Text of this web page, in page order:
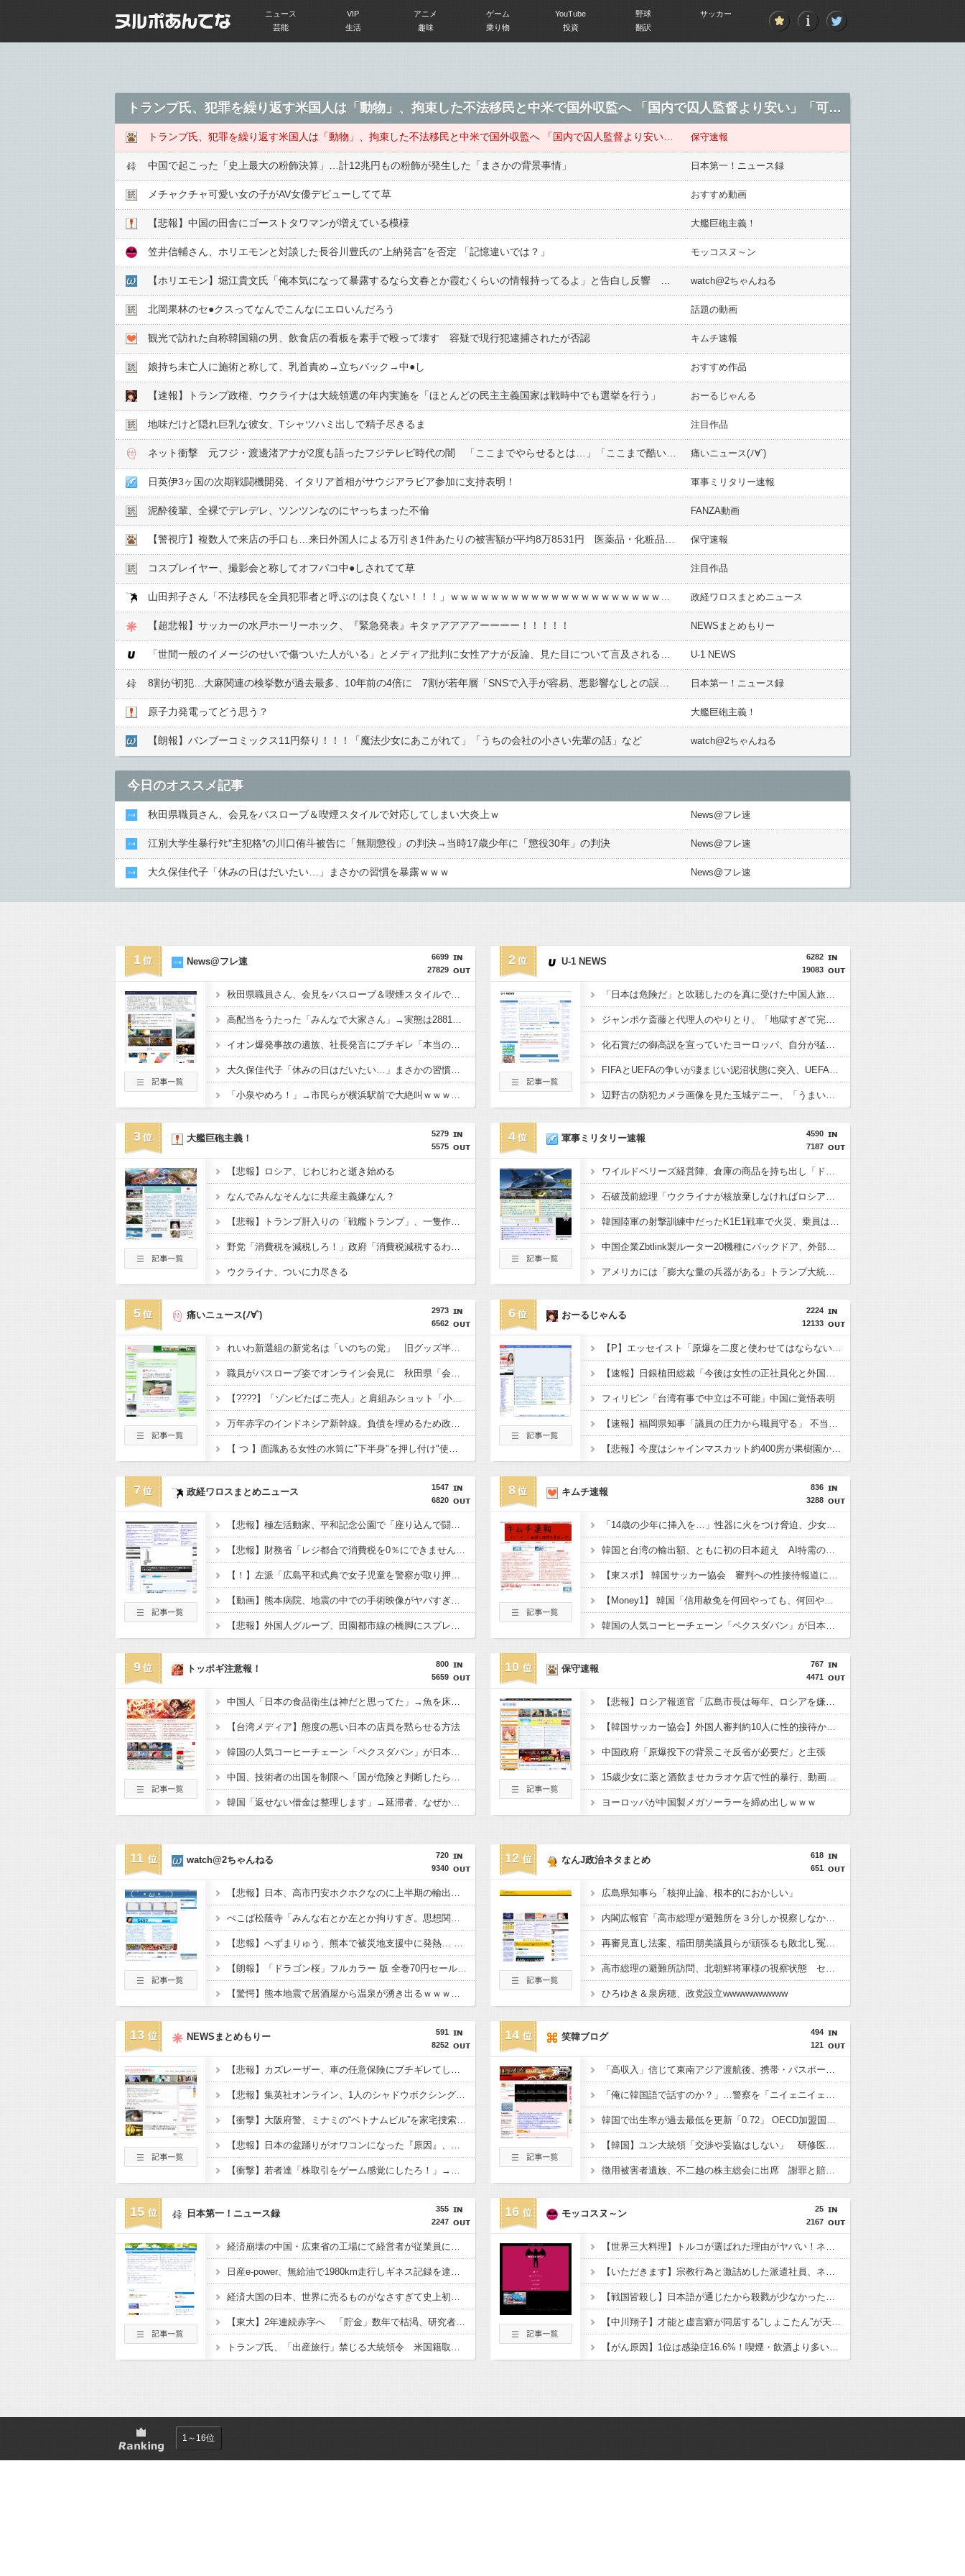
ニュース VIP アニメ ゲーム YouTube 野球
サッカー
芸能
生活 趣味 乗り物 投資 翻訳
トランプ氏、犯罪を繰り返す米国人は「動物」、拘束した不法移民と中米で国外収監へ 「国内で囚人監督より安い」「可能ならすぐに実行」
保守速報
中国で起こった「史上最大の粉飾決算」…計12兆円もの粉飾が発生した「まさかの背景事情」 日本第一！ニュース録
メチャクチャ可愛い女の子がAV女優デビューしてて草 おすすめ動画
【悲報】中国の田舎にゴーストタワマンが増えている模様 大艦巨砲主義！
笠井信輔さん、ホリエモンと対談した長谷川豊氏の“上納発言”を否定 「記憶違いでは？」 モッコスヌ～ン
watch@2ちゃんねる
北岡果林のセ●︎クスってなんでこんなにエロいんだろう 話題の動画
観光で訪れた自称韓国籍の男、飲食店の看板を素手で殴って壊す 容疑で現行犯逮捕されたが否認 キムチ速報
娘持ち未亡人に施術と称して、乳首責め→立ちバック→中●︎し おすすめ作品
【速報】トランプ政権、ウクライナは大統領選の年内実施を「ほとんどの民主主義国家は戦時中でも選挙を行う」 おーるじゃんる
地味だけど隠れ巨乳な彼女、Tシャツハミ出しで精子尽きるま 注目作品
痛いニュース(ﾉ∀`)
日英伊3ヶ国の次期戦闘機開発、イタリア首相がサウジアラビア参加に支持表明！ 軍事ミリタリー速報
泥酔後輩、全裸でデレデレ、ツンツンなのにヤっちまった不倫 FANZA動画
保守速報
コスプレイヤー、撮影会と称してオフパコ中●︎しされてて草 注目作品
政経ワロスまとめニュース
【超悲報】サッカーの水戸ホーリーホック、『緊急発表』キタァアアアアーーーー！！！！！ NEWSまとめもりー
U-1 NEWS
日本第一！ニュース録
原子力発電ってどう思う？ 大艦巨砲主義！
【朗報】バンブーコミックス11円祭り！！！「魔法少女にあこがれて」「うちの会社の小さい先輩の話」など watch@2ちゃんねる
今日のオススメ記事
秋田県職員さん、会見をバスローブ＆喫煙スタイルで対応してしまい大炎上ｗ News@フレ速
江別大学生暴行ﾀﾋ″主犯格″の川口侑斗被告に「無期懲役」の判決→当時17歳少年に「懲役30年」の判決 News@フレ速
大久保佳代子「休みの日はだいたい…」まさかの習慣を暴露ｗｗｗ News@フレ速
1
6699
27829
News@フレ速
秋田県職員さん、会見をバスローブ＆喫煙スタイルで対応してしまい大炎上ｗ
高配当をうたった「みんなで大家さん」→実態は2881億円の債務超過
イオン爆発事故の遺族、社長発言にブチギレ「本当のことを話して」
大久保佳代子「休みの日はだいたい…」まさかの習慣を暴露ｗｗｗ
「小泉やめろ！」→市民らが横浜駅前で大絶叫ｗｗｗｗｗｗｗｗ
2
6282
19083
U-1 NEWS
「日本は危険だ」と吹聴したのを真に受けた中国人旅行客、だが代替旅行先が日本ほど安全ではなかった結果……
ジャンポケ斎藤と代理人のやりとり、「地獄すぎて完全にコントになってる……」と衝撃を受ける人が続出中
化石賞だの御高説を宣っていたヨーロッパ、自分が猛暑に襲われると為すすべべもなくダメージを受けてしまい……
FIFAとUEFAの争いが凄まじい泥沼状態に突入、UEFAの要求を呑んだFIFAだったがUEFA側は強硬姿勢を崩さず……
辺野古の防犯カメラ画像を見た玉城デニー、「うまい言い訳が思いつかなかったからそれかよ」と有権者を呆れさせるコメントを……
3
5279
5575
大艦巨砲主義！
【悲報】ロシア、じわじわと逝き始める
なんでみんなそんなに共産主義嫌なん？
【悲報】トランプ肝入りの「戦艦トランプ」、一隻作るのに4兆円かかる模様wwwwwww
野党「消費税を減税しろ！」政府「消費税減税するわｗ」野党「消費税を減税するな！」
ウクライナ、ついに力尽きる
4
4590
7187
軍事ミリタリー速報
ワイルドベリーズ経営陣、倉庫の商品を持ち出し「ドローン攻撃で焼失した」として処理…ロシア当局が捜査！
石破茂前総理「ウクライナが核放棄しなければロシア侵攻しなかった」！
韓国陸軍の射撃訓練中だったK1E1戦車で火災、乗員は避難…エンジンルーム付近から出火！
中国企業Zbtlink製ルーター20機種にバックドア、外部から完全制御のおそれ！
アメリカには「膨大な量の兵器がある」トランプ大統領が主張…在庫枯渇の報道受け！
5
2973
6562
痛いニュース(ﾉ∀`)
れいわ新選組の新党名は「いのちの党」 旧グッズ半額で販売 どうなる秘書給与疑惑
職員がバスローブ姿でオンライン会見に 秋田県「会見の対応に問題があった」
【????】「ゾンビたばこ売人」と肩組みショット「小園海斗」に注がれる“厳しい視線” 「レギュラー剥奪も選択肢のひとつに」
万年赤字のインドネシア新幹線。負債を埋めるため政府が過半数の株式を引き受ける
【 つ 】面識ある女性の水筒に"下半身"を押し付け"使用不能"にした疑い 66歳男を「器物損壊」容疑で逮捕 札幌市
6
2224
12133
おーるじゃんる
【P】エッセイスト「原爆を二度と使わせてはならない」→リプ「もちろん中国の核も非難する？」→即ブロック
【速報】日銀植田総裁「今後は女性の正社員化と外国人の人材活用が鍵」
フィリピン「台湾有事で中立は不可能」中国に覚悟表明
【速報】福岡県知事「議員の圧力から職員守る」 不当要求防止の条例策定へ
【悲報】今度はシャインマスカット約400房が果樹園から盗まれる 参議院議員「日本人ではないと思う」
7
1547
6820
政経ワロスまとめニュース
【悲報】極左活動家、平和記念公園で「座り込んで闘う！」と意気込むも… → 警察に完全排除されてしまう ………
【悲報】財務省「レジ都合で消費税を0％にできません！」 → X民「指定ゴミ袋を買ってレシート見たら消費税はゼロになるんだけど？」ｗｗｗｗｗｗｗｗｗｗｗｗｗｗ
【！】左派「広島平和式典で女子児童を警察が取り押さえて無理矢理、排除しました！」 → ネット特定班「女児？全学連のプロ活動家では？」
【動画】熊本病院、地震の中での手術映像がヤバすぎる → 医療機器が飛び交う激震の中で患者を全身で庇う医師らの咄嗟の行動に世界中から絶賛の嵐
【悲報】外国人グループ、田園都市線の橋脚にスプレーで落書きする動画がネットで話題に → ネット「治安悪化の始まり」
8
836
3288
キムチ速報
「14歳の少年に挿入を…」性器に火をつけ脅迫、少女達はモップで…657人が死亡した韓国“最悪の人権侵害”のおぞましすぎる実態
韓国と台湾の輸出額、ともに初の日本超え AI特需の恩恵で差 26年上期
【東スポ】 韓国サッカー協会 審判への性接待報道にＳＮＳ紛糾「徹底追及」「２００２年はどうなの？」
【Money1】 韓国「信用赦免を何回やっても、何回やっても」⇒ 257万人赦免したのに60万人がまた延滞者に転落！
韓国の人気コーヒーチェーン「ペクスダバン」が日本初上陸！東京・新橋に1号店オープン
9
800
5659
トッポギ注意報！
中国人「日本の食品衛生は神だと思ってた」→魚を床に落として洗って陳列するのを見て幻滅
【台湾メディア】態度の悪い日本の店員を黙らせる方法
韓国の人気コーヒーチェーン「ペクスダバン」が日本初上陸→東京・新橋に１号店オープン
中国、技術者の出国を制限へ「国が危険と判断したら出国禁止」
韓国「返せない借金は整理します」→延滞者、なぜか増え続ける…
10
767
4471
保守速報
【悲報】ロシア報道官「広島市長は毎年、ロシアを嫌悪する『偽りの呪文』を繰り返し、日本人をゾンビ化させている」と主張
【韓国サッカー協会】外国人審判約10人に性的接待か 計1496回、約2億ウォン（約2200万円）
中国政府「原爆投下の背景こそ反省が必要だ」と主張
15歳少女に薬と酒飲ませカラオケ店で性的暴行、動画撮影 54歳無職を再逮捕 動画770本も見つかる
ヨーロッパが中国製メガソーラーを締め出しｗｗｗ
11
720
9340
watch@2ちゃんねる
【悲報】日本、高市円安ホクホクなのに上半期の輸出額が台湾と韓国に抜かれる・・・
ぺこぱ松蔭寺「みんな右とか左とか拘りすぎ。思想関係なく応援しようよ」
【悲報】へずまりゅう、熊本で被災地支援中に発熱… 「緊急で病院に向かい点滴を打ったら楽に」 回復を報告
【朗報】「ドラゴン桜」フルカラー 版 全巻70円セールｗｗｗｗｗｗｗｗ スポーツ漫画50％ポイント還元セール
【驚愕】熊本地震で居酒屋から温泉が湧き出るｗｗｗｗｗｗｗｗｗｗｗｗ
12
618
651
なんJ政治ネタまとめ
広島県知事ら「核抑止論、根本的におかしい」
内閣広報官「高市総理が避難所を３分しか視察しなかったなんてデマ！50分いたぞ????」 →しかし事実上の視察は数分で正解
再審見直し法案、稲田朋美議員らが頑張るも敗北し冤罪当事者が失望する内容に終わる
高市総理の避難所訪問、北朝鮮将軍様の視察状態 セッティグされた場所に登場し 「ここは快適で至れり尽くせり、日本人で良かった」と賛美を受ける しかし他の避難所では…
ひろゆき＆泉房穂、政党設立wwwwwwwwww
13
591
8252
NEWSまとめもりー
【悲報】カズレーザー、車の任意保険にブチギレてしまう！！！！！！
【悲報】集英社オンライン、1人のシャドウボクシング（43億注文）によって長期間業務を妨害され続けていた模様・・・
【衝撃】大阪府警、ミナミの“ベトナムビル”を家宅捜索した結果・・・・・・
【悲報】日本の盆踊りがオワコンになった『原因』、ついに判明する・・・・・
【衝撃】若者達「株取引をゲーム感覚にしたろ！」→結果
14
494
121
笑韓ブログ
「高収入」信じて東南アジア渡航後、携帯・パスポート奪われ監禁…韓国人の被害急増
「俺に韓国語で話すのか？」…警察を「ニイェニイェニイェ」とからかう韓国滞在外国人の投稿動画が物議
韓国で出生率が過去最低を更新「0.72」 OECD加盟国で唯一 1を下回る
【韓国】ユン大統領「交渉や妥協はしない」 研修医集団ボイコット受け
徴用被害者遺族、不二越の株主総会に出席 謝罪と賠償求める
15
355
2247
日本第一！ニュース録
経済崩壊の中国・広東省の工場にて経営者が従業員に半年以上給料未払いした挙句高飛び。工場は空っぽに
日産e-power、無給油で1980km走行しギネス記録を達成、無駄な発電や送電ロスなくEVよりエコを証明
経済大国の日本、世界に売るものがなさすぎて史上初めて韓国台湾に輸出額抜かされ
【東大】2年連続赤字へ 「貯金」数年で枯渇、研究者の削減不可避
トランプ氏、「出産旅行」禁じる大統領令 米国籍取得を目的とした中国人らの渡米を問題視
16
25
2167
モッコスヌ～ン
【世界三大料理】トルコが選ばれた理由がヤバい！ネット民が激論した結果
【いただきます】宗教行為と激詰めした派遣社員、ネットで大炎上
【戦国皆殺し】日本語が通じたから殺戮が少なかった？歴史の真実
【中川翔子】才能と虚言癖が同居する“しょこたん”が天下を取れなかった理由
【がん原因】1位は感染症16.6%！喫煙・飲酒より多い衝撃の真実
1～16位